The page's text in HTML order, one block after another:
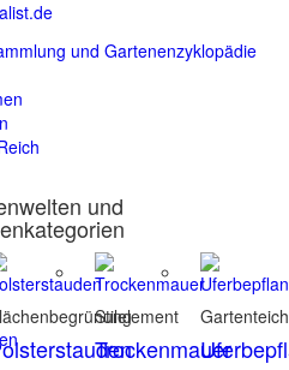
und
Stilelement
Trockenmauer
Gartenteich